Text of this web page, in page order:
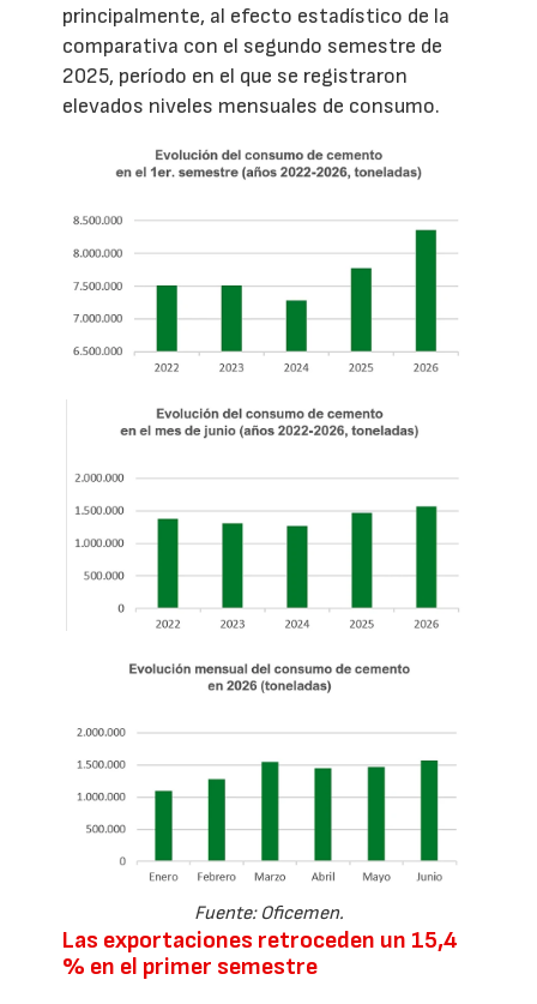
principalmente, al efecto estadístico de la
comparativa con el segundo semestre de
2025, período en el que se registraron
elevados niveles mensuales de consumo.
Fuente: Oficemen.
Las exportaciones retroceden un 15,4
% en el primer semestre